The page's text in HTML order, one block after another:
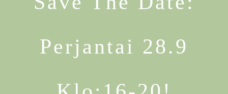
Perjantai 28.9